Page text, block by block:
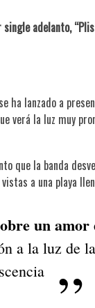
adelanto,
se ha lanzado a
verá la luz muy
que la banda
a una playa
un
a la luz de